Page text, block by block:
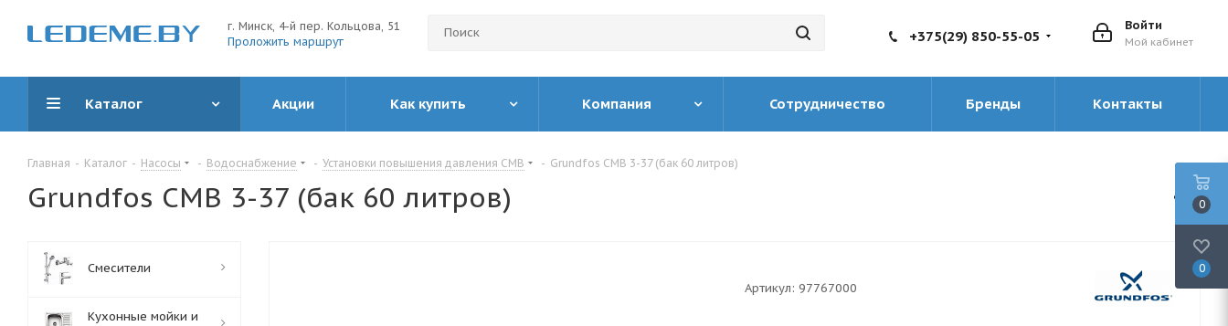
г. Минск, 4-й пер. Кольцова, 51
Проложить маршрут
Войти
Мой кабинет
+375(29) 850-55-05
Каталог Акции Как купить Компания Сотрудничество Бренды Контакты
Главная - Каталог - Насосы - Водоснабжение - Установки повышения давления CMB - Grundfos CMB 3-37 (бак 60 литров)
Grundfos CMB 3-37 (бак 60 литров)
Артикул: 97767000
Смесители
Кухонные мойки и
0
0